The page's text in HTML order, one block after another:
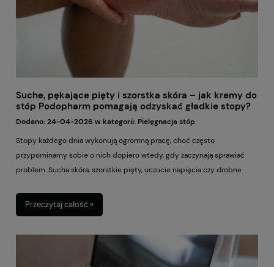
Suche, pękające pięty i szorstka skóra – jak kremy do
stóp Podopharm pomagają odzyskać gładkie stopy?
Dodano:24-04-2026 w kategorii: Pielęgnacja stóp
Stopy każdego dnia wykonują ogromną pracę, choć często
przypominamy sobie o nich dopiero wtedy, gdy zaczynają sprawiać
problem. Sucha skóra, szorstkie pięty, uczucie napięcia czy drobne
Wiele kobiet skupia się na twarzy, dłoniach czy włosach, a stopy
traktuje jako temat sezonowy – najczęściej tuż przed latem.
gdy zakładamy sandały.
Przeczytaj całość »